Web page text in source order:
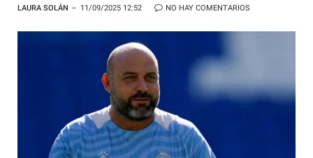
LAURA SOLÁN 11/09/2025 12:52 NO HAY COMENTARIOS